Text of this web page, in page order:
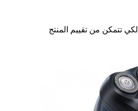
لكي تتمكن من تقييم المنتج